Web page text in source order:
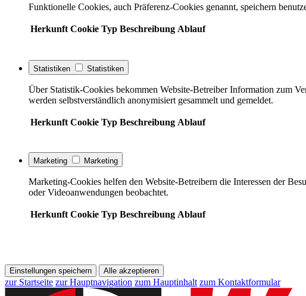
Funktionelle Cookies, auch Präferenz-Cookies genannt, speichern
Herkunft Cookie Typ Beschreibung Ablauf
Statistiken Statistiken
Über Statistik-Cookies bekommen Website-Betreiber Information zum
werden selbstverständlich anonymisiert gesammelt und gemeldet.
Herkunft Cookie Typ Beschreibung Ablauf
Marketing Marketing
Marketing-Cookies helfen den Website-Betreibern die Interessen der
oder Videoanwendungen beobachtet.
Herkunft Cookie Typ Beschreibung Ablauf
Einstellungen speichern Alle akzeptieren
zur Startseite zur Hauptnavigation zum Hauptinhalt zum Kontaktformular